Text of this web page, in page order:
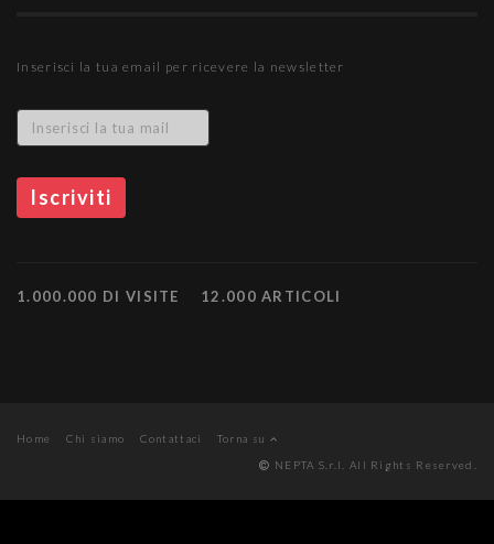
Inserisci la tua email per ricevere la newsletter
1.000.000 DI VISITE 12.000 ARTICOLI
Home Chi siamo Contattaci
Torna su
NEPTA S.r.l. All Rights Reserved.